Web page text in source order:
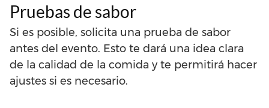
Pruebas de sabor
Si es posible, solicita una prueba de sabor
antes del evento. Esto te dará una idea clara
de la calidad de la comida y te permitirá hacer
ajustes si es necesario.